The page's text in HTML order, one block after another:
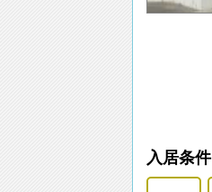
入居条件